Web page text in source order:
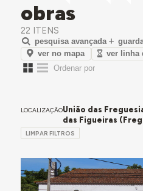
obras
22 ITENS
pesquisa avançada
ver no mapa
ver linha
LOCALIZAÇÃOUnião das
das Figueiras
LIMPAR FILTROS